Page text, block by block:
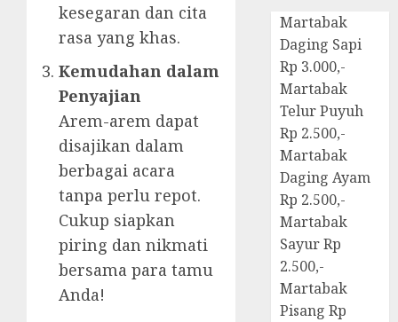
kesegaran dan cita
rasa yang khas.
Kemudahan dalam
Penyajian
Arem-arem dapat
disajikan dalam
berbagai acara
tanpa perlu repot.
Cukup siapkan
piring dan nikmati
bersama para tamu
Anda!
Martabak
Daging Sapi
Rp 3.000,-
Martabak
Telur Puyuh
Rp 2.500,-
Martabak
Daging Ayam
Rp 2.500,-
Martabak
Sayur Rp
2.500,-
Martabak
Pisang Rp